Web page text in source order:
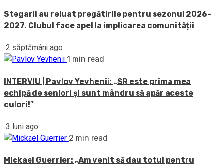
Stegarii au reluat pregătirile pentru sezonul 2026-
2027. Clubul face apel la implicarea comunității
2 săptămâni ago
1 min read
INTERVIU | Pavlov Yevhenii: „SR este prima mea
echipă de seniori și sunt mândru să apăr aceste
culori!”
3 luni ago
2 min read
Mickael Guerrier: „Am venit să dau totul pentru